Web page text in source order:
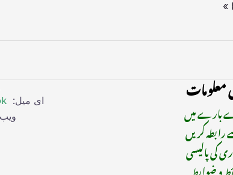
معلومات
بارے میں
کریں
کی پالیسی
ای میل: